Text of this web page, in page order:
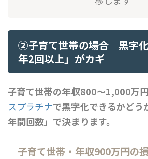
②子育て世帯の場合｜黒字
年2回以上」がカギ
子育て世帯の年収800〜1,000万円
スプラチナで黒字化できるかどう
年間回数」で決まります。
子育て世帯・年収900万円の